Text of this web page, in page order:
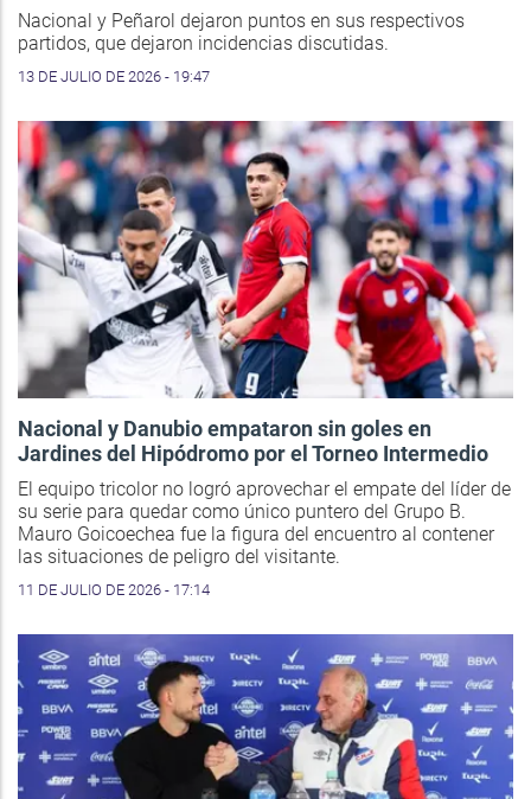
Nacional y Peñarol dejaron puntos en sus respectivos
partidos, que dejaron incidencias discutidas.
13 DE JULIO DE 2026 - 19:47
Nacional y Danubio empataron sin goles en
Jardines del Hipódromo por el Torneo Intermedio
El equipo tricolor no logró aprovechar el empate del líder de
su serie para quedar como único puntero del Grupo B.
Mauro Goicoechea fue la figura del encuentro al contener
las situaciones de peligro del visitante.
11 DE JULIO DE 2026 - 17:14